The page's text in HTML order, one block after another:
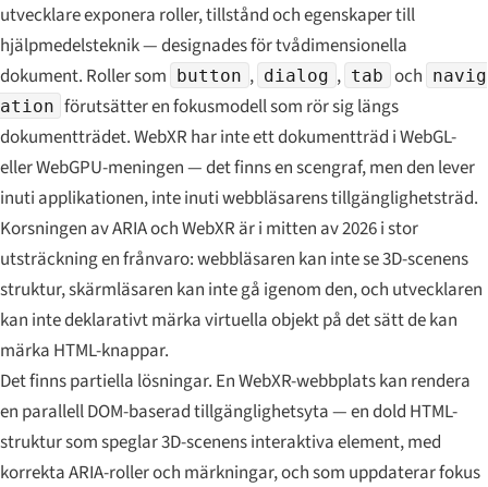
utvecklare exponera roller, tillstånd och egenskaper till
hjälpmedelsteknik — designades för tvådimensionella
dokument. Roller som button , dialog , tab och navig
ation förutsätter en fokusmodell som rör sig längs
dokumentträdet. WebXR har inte ett dokumentträd i WebGL-
eller WebGPU-meningen — det finns en scengraf, men den lever
inuti applikationen, inte inuti webbläsarens tillgänglighetsträd.
Korsningen av ARIA och WebXR är i mitten av 2026 i stor
utsträckning en frånvaro: webbläsaren kan inte se 3D-scenens
struktur, skärmläsaren kan inte gå igenom den, och utvecklaren
kan inte deklarativt märka virtuella objekt på det sätt de kan
märka HTML-knappar.
Det finns partiella lösningar. En WebXR-webbplats kan rendera
en parallell DOM-baserad tillgänglighetsyta — en dold HTML-
struktur som speglar 3D-scenens interaktiva element, med
korrekta ARIA-roller och märkningar, och som uppdaterar fokus